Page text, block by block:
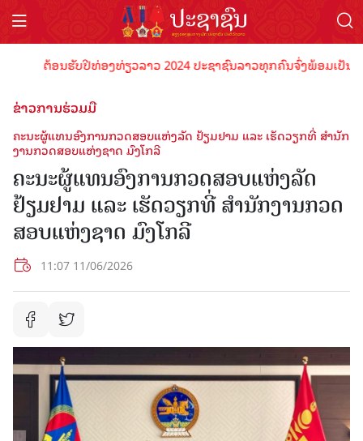
ຕ້ອນຮັບປີທ່ອງທ່ຽວລາວ 2024 ປະຊາຊົນລາວທຸກຄົນຈົ່ງພ້ອມເປັນເ
ຂ່າວການຮ່ວມມື
ຄະນະຜູ້ແທນອົງການກວດສອບແຫ່ງລັດ ຢ້ຽມຢາມ ແລະ ເຮັດວຽກທີ່ ສໍານັກ
ງານກວດສອບແຫ່ງຊາດ ມົງໂກລີ
ຄະນະຜູ້ແທນອົງການກວດສອບແຫ່ງລັດ
ຢ້ຽມຢາມ ແລະ ເຮັດວຽກທີ່ ສໍານັກງານກວດ
ສອບແຫ່ງຊາດ ມົງໂກລີ
11:07 11/06/2026